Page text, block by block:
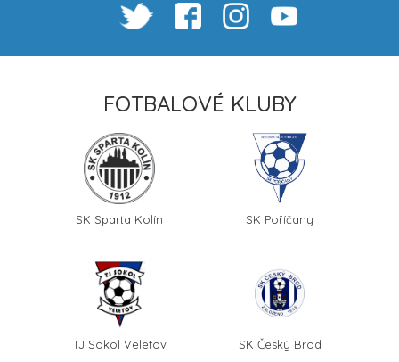
FOTBALOVÉ KLUBY
SK Sparta Kolín SK Poříčany
TJ Sokol Veletov SK Český Brod